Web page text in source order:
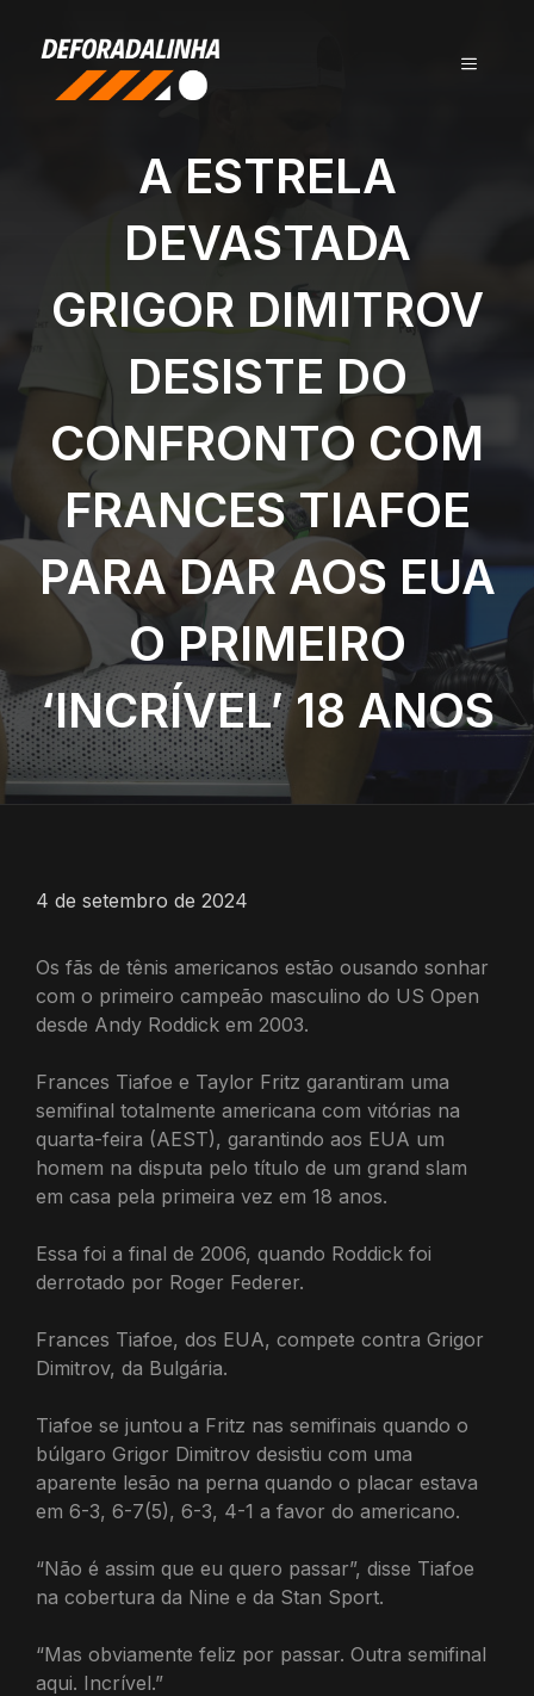
conteúdo
MENU
A ESTRELA
DEVASTADA
GRIGOR DIMITROV
DESISTE DO
CONFRONTO COM
FRANCES TIAFOE
PARA DAR AOS EUA
O PRIMEIRO
‘INCRÍVEL’ 18 ANOS
4 de setembro de 2024
Os fãs de tênis americanos estão ousando sonhar
com o primeiro campeão masculino do US Open
desde Andy Roddick em 2003.
Frances Tiafoe e Taylor Fritz garantiram uma
semifinal totalmente americana com vitórias na
quarta-feira (AEST), garantindo aos EUA um
homem na disputa pelo título de um grand slam
em casa pela primeira vez em 18 anos.
Essa foi a final de 2006, quando Roddick foi
derrotado por Roger Federer.
Frances Tiafoe, dos EUA, compete contra Grigor
Dimitrov, da Bulgária.
Tiafoe se juntou a Fritz nas semifinais quando o
búlgaro Grigor Dimitrov desistiu com uma
aparente lesão na perna quando o placar estava
em 6-3, 6-7(5), 6-3, 4-1 a favor do americano.
“Não é assim que eu quero passar”, disse Tiafoe
na cobertura da Nine e da Stan Sport.
“Mas obviamente feliz por passar. Outra semifinal
aqui. Incrível.”